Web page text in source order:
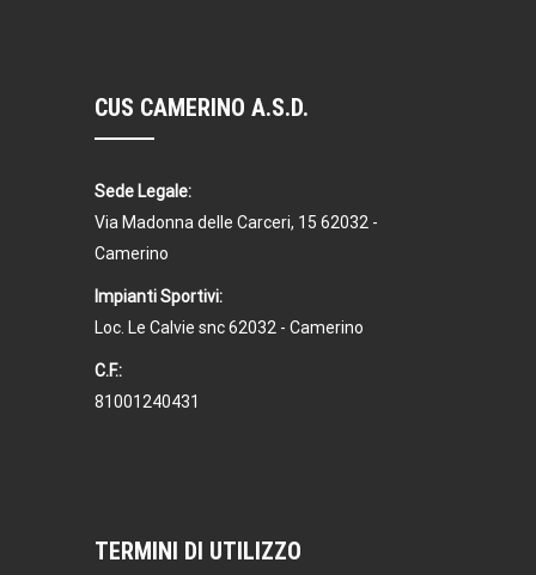
CUS CAMERINO A.S.D.
Sede Legale:
Via Madonna delle Carceri, 15 62032 -
Camerino
Impianti Sportivi:
Loc. Le Calvie snc 62032 - Camerino
C.F.:
81001240431
TERMINI DI UTILIZZO